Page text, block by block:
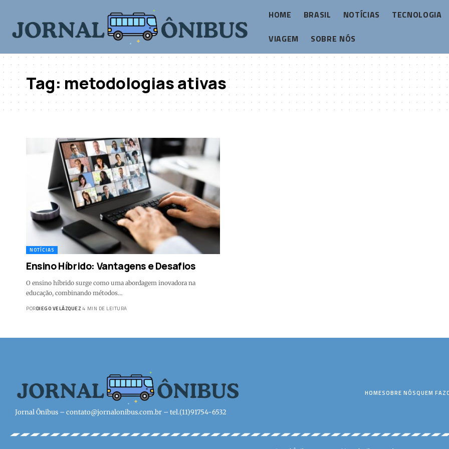
HOME BRASIL NOTÍCIAS
TECNOLOGIA
VIAGEM
SOBRE NÓS
Tag:metodologias ativas
NOTÍCIAS
Ensino Híbrido: Vantagens e Desafios
O ensino híbrido surge como uma abordagem inovadora na
educação, combinando métodos…
PORDIEGO VELÁZQUEZ 4 MIN DE LEITURA
Jornal Ônibus – contato@jornalonibus.com.br – tel.(11)91754-6532
HOMESOBRE NÓSQUEM FAZ